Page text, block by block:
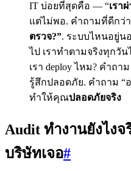
IT บ่อยที่สุดคือ — “เรา
แต่ไม่พอ. คำถามที่ดีกว่
ตรวจ?”. ระบบไหนอยู่นอ
ไป เราทำตามจริงทุกวั
เรา deploy ไหม? คำถ
รู้สึกปลอดภัย. คำถาม “
ทำให้คุณปลอดภัยจริง
Audit ทำงานยังไง
บริษัทเจอ#